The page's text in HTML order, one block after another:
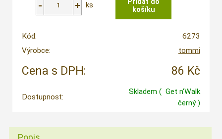
ks
Kód:
6273
Výrobce:
tommi
Cena s DPH: 86 Kč
Dostupnost:
Skladem ( Get n'Walk
černý )